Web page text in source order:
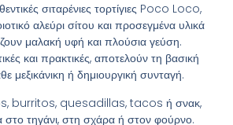
σιταρένιες τορτίγιες Poco Loco,
αλεύρι σίτου και προσεγμένα υλικά
μαλακή υφή και πλούσια γεύση.
και πρακτικές, αποτελούν τη βασική
μεξικάνικη ή δημιουργική συνταγή.
burritos, quesadillas, tacos ή σνακ,
στο τηγάνι, στη σχάρα ή στον φούρνο.